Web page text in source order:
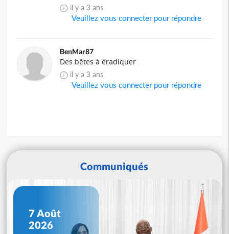
il y a 3 ans
Veuillez vous connecter pour répondre
BenMar87
Des bêtes à éradiquer
il y a 3 ans
Veuillez vous connecter pour répondre
Communiqués
7 Août
2026